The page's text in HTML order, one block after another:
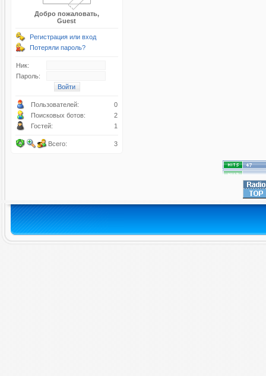
Добро пожаловать,
Guest
Регистрация или вход
Потеряли пароль?
Ник:
Пароль:
Пользователей:
0
Поисковых ботов:
2
Гостей:
1
Всего: 3